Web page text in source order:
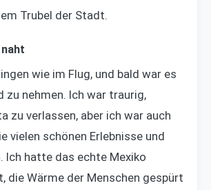
Trubel der Stadt.
wie im Flug, und bald war es
zu nehmen. Ich war traurig,
zu verlassen, aber ich war auch
vielen schönen Erlebnisse und
Ich hatte das echte Mexiko
die Wärme der Menschen gespürt